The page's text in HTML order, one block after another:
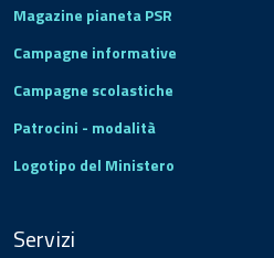
Magazine pianeta PSR
Campagne informative
Campagne scolastiche
Patrocini - modalità
Logotipo del Ministero
Servizi